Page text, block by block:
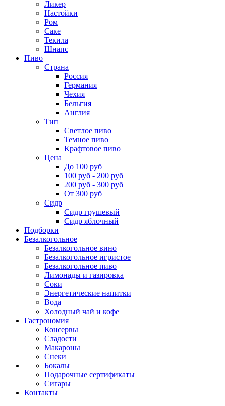
Ликер
Настойки
Ром
Саке
Текила
Шнапс
Пиво
Страна
Россия
Германия
Чехия
Бельгия
Англия
Тип
Светлое пиво
Темное пиво
Крафтовое пиво
Цена
До 100 руб
100 руб - 200 руб
200 руб - 300 руб
От 300 руб
Сидр
Сидр грушевый
Сидр яблочный
Подборки
Безалкогольное
Безалкогольное вино
Безалкогольное игристое
Безалкогольное пиво
Лимонады и газировка
Соки
Энергетические напитки
Вода
Холодный чай и кофе
Гастрономия
Консервы
Сладости
Макароны
Снеки
Бокалы
Подарочные сертификаты
Сигары
Контакты